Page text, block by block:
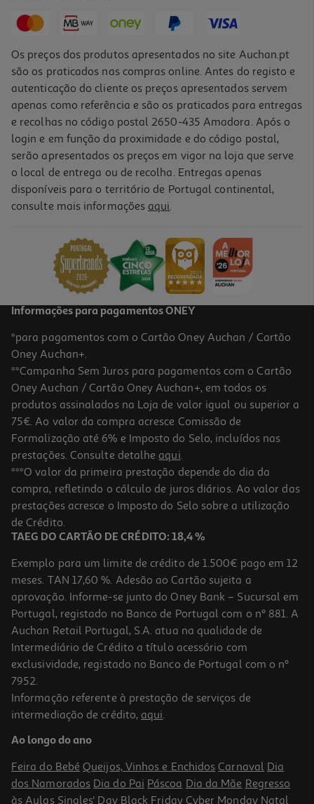
Powerbank Qilive 600177283 Preto 20 000 Mah
22,99 €
4.7
Powerbank Qilive 600177281 Preto 10 000 Mah
16.99 €/un
16,99 €
Powerbank 4600mah Qilive 600158397 C/lightning Incorporado
6.99 €/un
6,99 €
Os preços dos produtos apresentados no site Auchan.pt
são os praticados nas compras online. Antes do registo e
autenticação do cliente os preços apresentados servem
apenas como referência e são os praticados para entregas
e recolhas no código postal 2650-435 Amadora. Após o
login e em função da proximidade e do código postal,
serão apresentados os preços em vigor na loja que serve
o local de entrega ou de recolha. Entregas apenas
disponíveis para o território de Portugal continental,
consulte mais informações aqui.
Informações para pagamentos ONEY
*para pagamentos com o Cartão Oney Auchan / Cartão
Oney Auchan+.
**Campanha Sem Juros para pagamentos com o Cartão
Oney Auchan / Cartão Oney Auchan+, em todos os
produtos assinalados na Loja de valor igual ou superior a
75€. Ao valor da compra acresce Comissão de
Formalização até 6% e Imposto do Selo, incluídos nas
prestações. Consulte detalhe aqui.
***O valor da primeira prestação depende do dia da
compra, refletindo o cálculo de juros diários. Ao valor das
prestações acresce o Imposto do Selo sobre a utilização
de Crédito.
TAEG DO CARTÃO DE CRÉDITO: 18,4 %
Exemplo para um limite de crédito de 1.500€ pago em 12
meses. TAN 17,60 %. Adesão ao Cartão sujeita a
aprovação. Informe-se junto do Oney Bank – Sucursal em
Portugal, registado no Banco de Portugal com o nº 881. A
Auchan Retail Portugal, S.A. atua na qualidade de
Intermediário de Crédito a título acessório com
exclusividade, registado no Banco de Portugal com o nº
7952.
Informação referente à prestação de serviços de
intermediação de crédito, aqui.
Ao longo do ano
Feira do Bebé Queijos, Vinhos e Enchidos Carnaval Dia
dos Namorados Dia do Pai Páscoa Dia da Mãe Regresso
às Aulas Singles' Day Black Friday Cyber Monday Natal